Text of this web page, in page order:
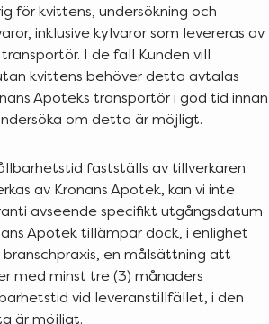
för kvittens, undersökning och
inklusive kylvaror som levereras av
I de fall Kunden vill
kvittens behöver detta avtalas
Apoteks transportör i god tid innan
om detta är möjligt.
fastställs av tillverkaren
av Kronans Apotek, kan vi inte
avseende specifikt utgångsdatum
Apotek tillämpar dock, i enlighet
en målsättning att
med minst tre (3) månaders
vid leveranstillfället, i den
är möjligt.